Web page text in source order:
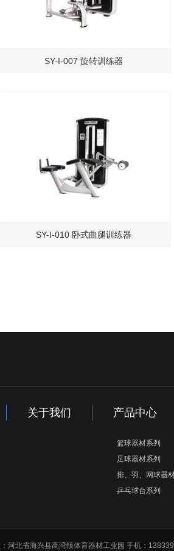
SY-I-007 旋转训练器
SY-I-010 卧式曲腿训练器
关于我们 产品中心
篮球器材系列
足球器材系列
排、羽、网球器
乒乓球台系列
北省海兴县高湾镇体育器材工业园 手机：